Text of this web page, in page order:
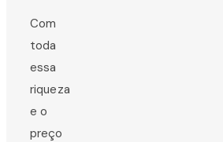
Com
toda
essa
riqueza
e o
preço